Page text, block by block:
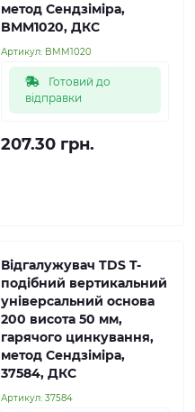
метод Сендзіміра,
BMM1020, ДКС
Артикул: BMM1020
Готовий до
відправки
207.30 грн.
Відгалужувач TDS T-
подібний вертикальний
універсальний основа
200 висота 50 мм,
гарячого цинкування,
метод Сендзіміра,
37584, ДКС
Артикул: 37584